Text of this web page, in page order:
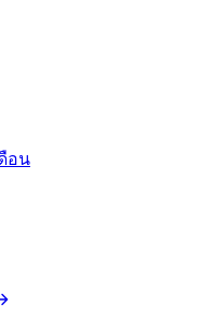
อน